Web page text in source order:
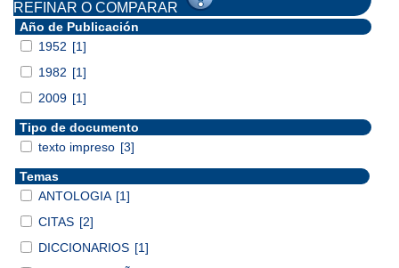
REFINAR O COMPARAR
Año de Publicación
1952 [1]
1982 [1]
2009 [1]
Tipo de documento
texto impreso [3]
Temas
ANTOLOGIA [1]
CITAS [2]
DICCIONARIOS [1]